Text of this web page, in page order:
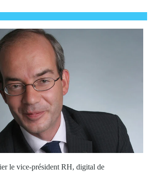
le vice-président RH, digital de